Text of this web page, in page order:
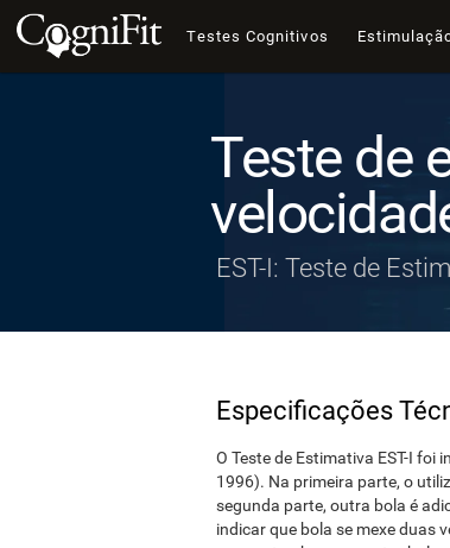
Testes Cognitivos
Teste de
EST-I: Teste de
Especificações
O Teste de Estimativa EST-I foi
1996). Na primeira parte, o
segunda parte, outra bola é
indicar que bola se mexe duas